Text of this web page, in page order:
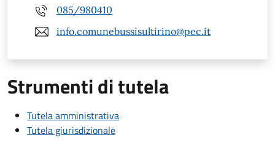
085/980410
info.comunebussisultirino@pec.it
Strumenti di tutela
Tutela amministrativa
Tutela giurisdizionale